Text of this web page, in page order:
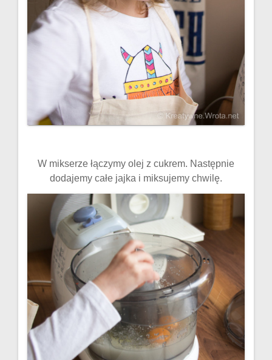
W mikserze łączymy olej z cukrem. Następnie
dodajemy całe jajka i miksujemy chwilę.